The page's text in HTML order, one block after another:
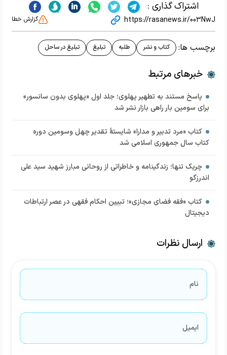
اشتراک گذاری :
https://rasanews.ir/003NwJ گزارش خطا
برچسب ها: کتاب و نشر طلبه تبلیغ تبلیغ در ساحل
خبرهای مرتبط
پاسخ مستند به تطهیر پهلوی؛ جلد اول «پهلوی بدون سانسور»
برای سومین بار راهی بازار نشر شد
کتاب «مرد تدبیر و مدارا» شایستۀ تقدیر چهل ‌وسومین دوره
کتاب سال جمهوری اسلامی شد
چریک تنها؛ زندگینامه و خاطراتی از روحانی مبارز شهید سید علی
اندرزگو
کتاب «فقه فضای مجازی»؛ تبیین احکام فقهی در عصر ارتباطات
دیجیتال
ارسال نظرات